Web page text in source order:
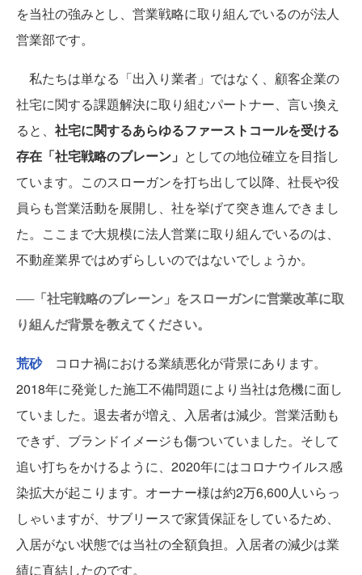
を当社の強みとし、営業戦略に取り組んでいるのが法人
営業部です。
私たちは単なる「出入り業者」ではなく、顧客企業の
社宅に関する課題解決に取り組むパートナー、言い換え
ると、 社宅に関するあらゆるファーストコールを受ける
存在「社宅戦略のブレーン」 としての地位確立を目指し
ています。このスローガンを打ち出して以降、社長や役
員らも営業活動を展開し、社を挙げて突き進んできまし
た。ここまで大規模に法人営業に取り組んでいるのは、
不動産業界ではめずらしいのではないでしょうか。
──「社宅戦略のブレーン」をスローガンに営業改革に取
り組んだ背景を教えてください。
荒砂コロナ禍における業績悪化が背景にあります。
2018年に発覚した施工不備問題により当社は危機に面し
ていました。退去者が増え、入居者は減少。営業活動も
できず、ブランドイメージも傷ついていました。そして
追い打ちをかけるように、2020年にはコロナウイルス感
染拡大が起こります。オーナー様は約2万6,600人いらっ
しゃいますが、サブリースで家賃保証をしているため、
入居がない状態では当社の全額負担。入居者の減少は業
績に直結したのです。